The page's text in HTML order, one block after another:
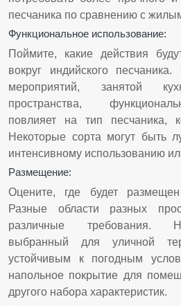
песчаника по сравнению с
Функциональное использование:
Поймите, какие действия
вокруг индийского
мероприятий, занятой
пространства,
повлияет на тип песчаника,
Некоторые сорта могут быть
интенсивному использованию
Размещение:
Оцените, где будет
Разные области разных
различные требования.
выбранный для уличной
устойчивым к погодным
напольное покрытие для
другого набора характеристик.